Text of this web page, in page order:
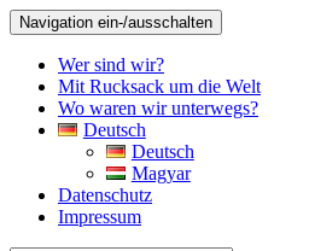
Navigation ein-/ausschalten
Wer sind wir?
Mit Rucksack um die Welt
Wo waren wir unterwegs?
Deutsch
Deutsch
Magyar
Datenschutz
Impressum